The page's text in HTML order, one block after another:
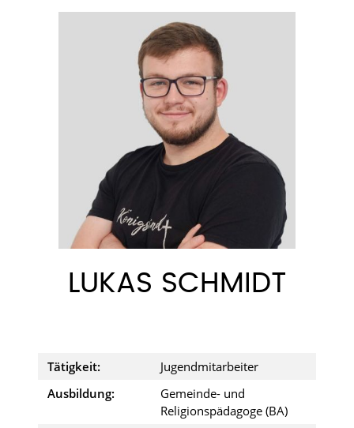
LUKAS SCHMIDT
Tätigkeit:
Jugendmitarbeiter
Ausbildung:
Gemeinde- und
Religionspädagoge (BA)